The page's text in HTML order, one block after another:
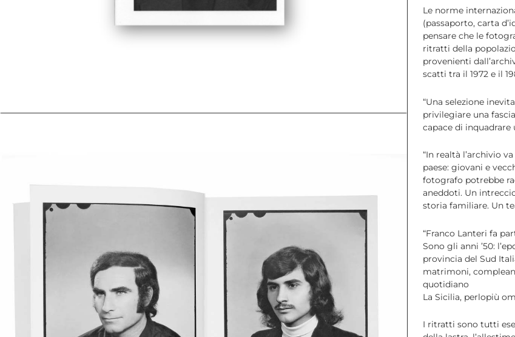
Le norme
(passaporto, carta
pensare che le
ritratti della
provenienti
scatti tra il 1972 e il
“Una selezione
privilegiare una
capace di inquadrare
“In realtà l’archivio
paese: giovani e
fotografo potrebbe
aneddoti. Un
storia familiare. Un
“Franco Lanteri fa
Sono gli anni ’50:
provincia del Sud
matrimoni,
quotidiano
La Sicilia, perlopiù
I ritratti sono tutti